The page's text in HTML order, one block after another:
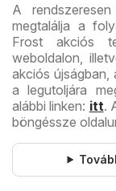
A
megtalálja a
Frost akciós
weboldalon,
akciós újságban,
a legutoljára
alábbi linken: itt.
böngéssze